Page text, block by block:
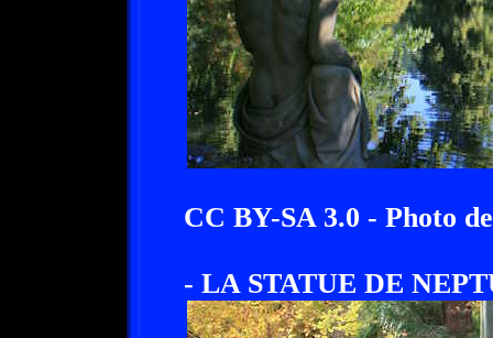
CC BY-SA 3.0 - Photo
- LA STATUE DE